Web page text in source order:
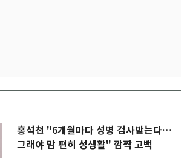
홍석천 "6개월마다 성병 검사받는다…
그래야 맘 편히 성생활" 깜짝 고백